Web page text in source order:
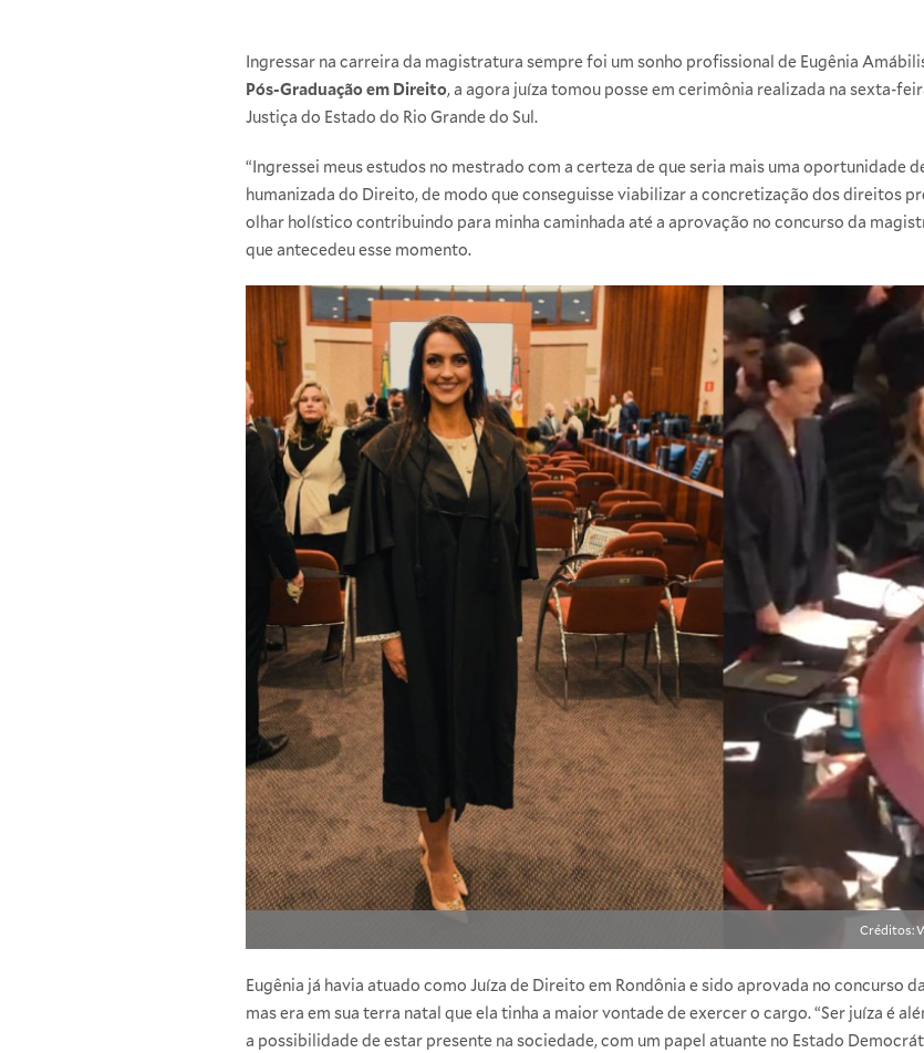
Ingressar na carreira da magistratura sempre foi um sonho profissional de Eugênia
Pós-Graduação em Direito, a agora juíza tomou posse em cerimônia realizada na sexta-
Justiça do Estado do Rio Grande do Sul.
“Ingressei meus estudos no mestrado com a certeza de que seria mais uma oportunidade
humanizada do Direito, de modo que conseguisse viabilizar a concretização dos direitos
olhar holístico contribuindo para minha caminhada até a aprovação no concurso da
que antecedeu esse momento.
Créditos:
Eugênia já havia atuado como Juíza de Direito em Rondônia e sido aprovada no concurso
mas era em sua terra natal que ela tinha a maior vontade de exercer o cargo. “Ser juíza é
a possibilidade de estar presente na sociedade, com um papel atuante no Estado